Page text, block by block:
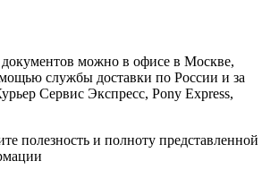
можно в офисе в Москве,
службы доставки по России и за
Сервис Экспресс, Pony Express,
полезность и полноту представленной